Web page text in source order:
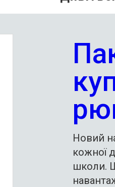
Новий
кожної
школи.